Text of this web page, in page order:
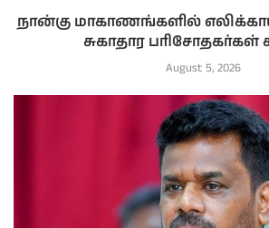
நான்கு மாகாணங்களில்
சுகாதார பரிசோதகர்கள்
August 5, 2026